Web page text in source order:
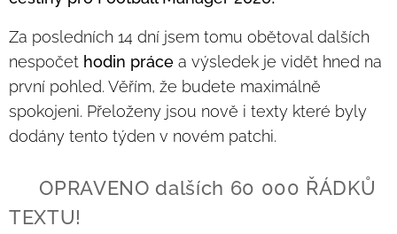
Za posledních 14 dní jsem tomu obětoval dalších
nespočet hodin práce a výsledek je vidět hned na
první pohled. Věřím, že budete maximálně
spokojeni. Přeloženy jsou nově i texty které byly
dodány tento týden v novém patchi.
💥 OPRAVENO dalších 60 000 ŘÁDKŮ
TEXTU!